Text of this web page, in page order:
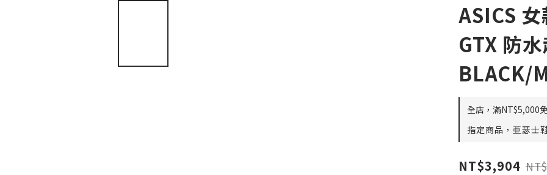
ASICS
GTX 防
BLACK/
全店，滿NT$5,000
指定商品，亜瑟士
NT$3,904